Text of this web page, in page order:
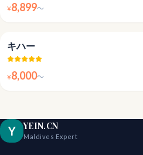
¥8,899〜
キハー
¥8,000〜
Y YEIN.CN
Maldives Expert